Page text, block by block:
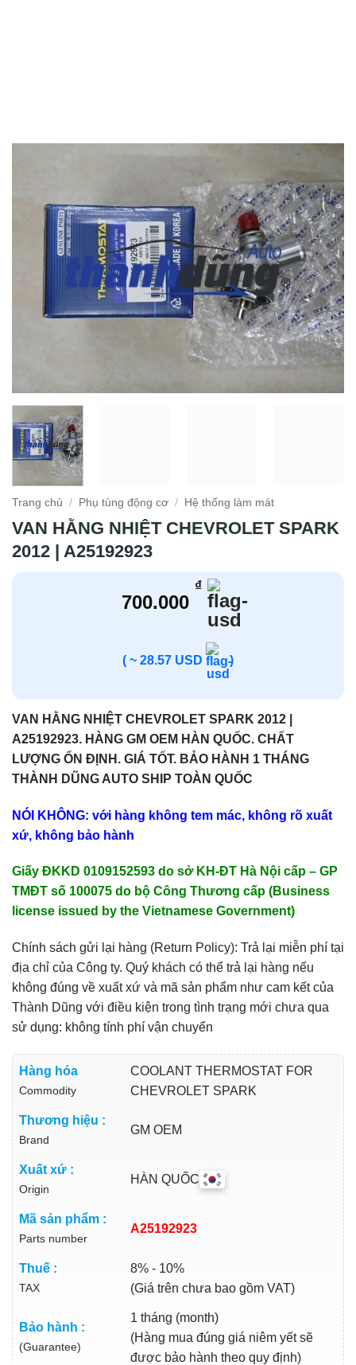
Trang chủ / Phụ tùng động cơ / Hệ thống làm mát
VAN HẰNG NHIỆT CHEVROLET SPARK
2012 | A25192923
700.000
₫
( ~ 28.57 USD )
VAN HẰNG NHIỆT CHEVROLET SPARK 2012 |
A25192923. HÀNG GM OEM HÀN QUỐC. CHẤT
LƯỢNG ỔN ĐỊNH. GIÁ TỐT. BẢO HÀNH 1 THÁNG
THÀNH DŨNG AUTO SHIP TOÀN QUỐC
NÓI KHÔNG: với hàng không tem mác, không rõ xuất
xứ, không bảo hành
Giấy ĐKKD 0109152593 do sở KH-ĐT Hà Nội cấp – GP
TMĐT số 100075 do bộ Công Thương cấp (Business
license issued by the Vietnamese Government)
Chính sách gửi lại hàng (Return Policy): Trả lại miễn phí tại
địa chỉ của Công ty. Quý khách có thể trả lại hàng nếu
không đúng về xuất xứ và mã sản phẩm như cam kết của
Thành Dũng với điều kiện trong tình trạng mới chưa qua
sử dụng: không tính phí vận chuyển
Hàng hóa
Commodity
COOLANT THERMOSTAT FOR
CHEVROLET SPARK
Thương hiệu :
Brand
GM OEM
Xuất xứ :
Origin
HÀN QUỐC
Mã sản phẩm :
Parts number
A25192923
Thuế :
TAX
8% - 10%
(Giá trên chưa bao gồm VAT)
Bảo hành :
(Guarantee)
1 tháng (month)
(Hàng mua đúng giá niêm yết sẽ
được bảo hành theo quy định)